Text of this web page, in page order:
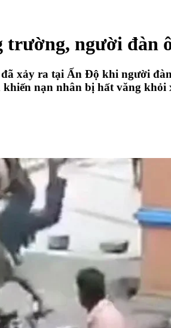
trường, người
xảy ra tại Ấn Độ khi người
nạn nhân bị hất văng